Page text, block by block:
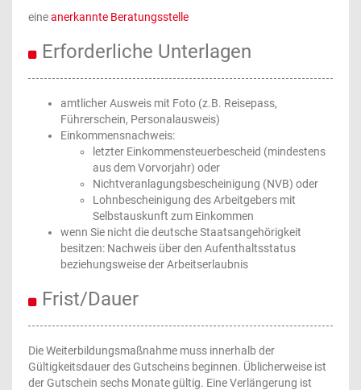
eineanerkannte Beratungsstelle
Erforderliche Unterlagen
amtlicher Ausweis mit Foto (z.B. Reisepass,
Führerschein, Personalausweis)
Einkommensnachweis:
letzter Einkommensteuerbescheid (mindestens
aus dem Vorvorjahr) oder
Nichtveranlagungsbescheinigung (NVB) oder
Lohnbescheinigung des Arbeitgebers mit
Selbstauskunft zum Einkommen
wenn Sie nicht die deutsche Staatsangehörigkeit
besitzen: Nachweis über den Aufenthaltsstatus
beziehungsweise der Arbeitserlaubnis
Frist/Dauer
Die Weiterbildungsmaßnahme muss innerhalb der
Gültigkeitsdauer des Gutscheins beginnen. Üblicherweise ist
der Gutschein sechs Monate gültig. Eine Verlängerung ist